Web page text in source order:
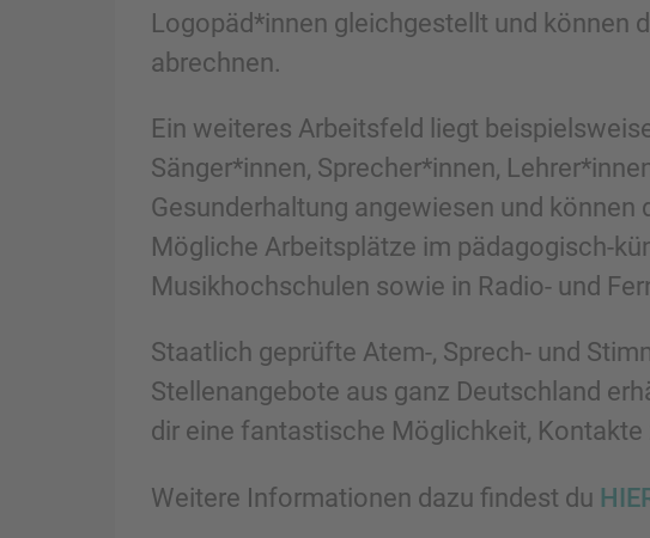
Logopäd*innen gleichgestellt und können
abrechnen.
Ein weiteres Arbeitsfeld liegt
Sänger*innen, Sprecher*innen,
Gesunderhaltung angewiesen und
Mögliche Arbeitsplätze im pädagogisch-
Musikhochschulen sowie in Radio- und
Staatlich geprüfte Atem-, Sprech- und
Stellenangebote aus ganz Deutschland
dir eine fantastische Möglichkeit,
Weitere Informationen dazu findest du